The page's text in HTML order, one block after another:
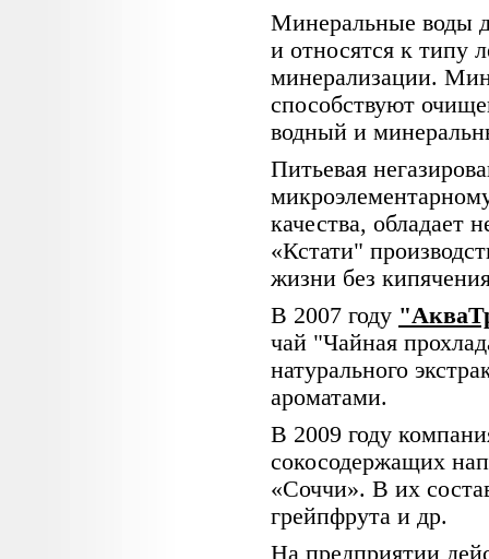
Минеральные воды
и относятся к типу
минерализации.
способствуют
водный и
Питьевая
качества, обладает
«Кстати"
жизни без
В 2007 году
чай "Чайная
натурального
ароматами.
В 2009 году
сокосодержащих
«Соччи». В их
грейпфрута и др.
На предприятии